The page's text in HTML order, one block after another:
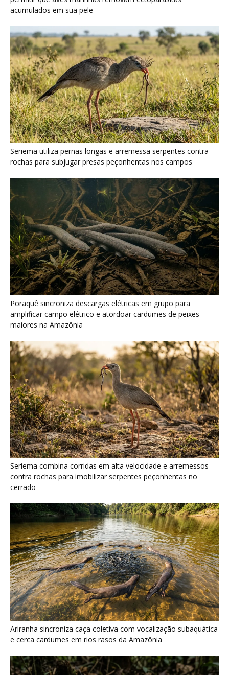
Poraquê sincroniza descargas elétricas em grupo para
amplificar campo elétrico e atordoar cardumes de peixes
maiores na Amazônia
Seriema combina corridas em alta velocidade e arremessos
contra rochas para imobilizar serpentes peçonhentas no
cerrado
Ariranha sincroniza caça coletiva com vocalização subaquática
e cerca cardumes em rios rasos da Amazônia
Surucucu detecta calor pela fosseta loreal e prepara ataque de
emboscada no escuro da floresta